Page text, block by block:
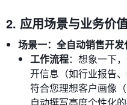
2. 应用场景与业务价
场景一：全自动销售开发
工作流程：想象一下
开信息（如行业报告
符合您理想客户画像